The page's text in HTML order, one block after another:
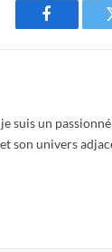
Facebook
suis un
son univers